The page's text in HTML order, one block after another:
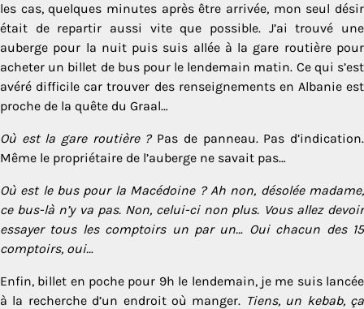
les cas, quelques minutes après être arrivée, mon seul désir
était de repartir aussi vite que possible. J’ai trouvé une
auberge pour la nuit puis suis allée à la gare routière pour
acheter un billet de bus pour le lendemain matin. Ce qui s’est
avéré difficile car trouver des renseignements en Albanie est
proche de la quête du Graal…
Où est la gare routière ? Pas de panneau. Pas d’indication.
Même le propriétaire de l’auberge ne savait pas…
Où est le bus pour la Macédoine ? Ah non, désolée madame,
ce bus-là n’y va pas. Non, celui-ci non plus. Vous allez devoir
essayer tous les comptoirs un par un… Oui chacun des 15
comptoirs, oui…
Enfin, billet en poche pour 9h le lendemain, je me suis lancée
à la recherche d’un endroit où manger. Tiens, un kebab, ça